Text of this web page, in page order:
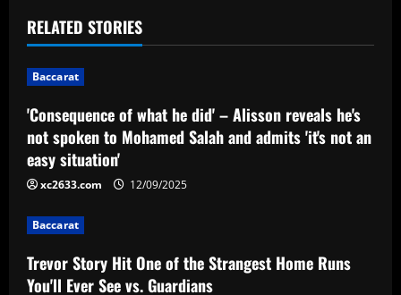
t
n
a
v
i
g
a
t
RELATED STORIES
Baccarat
'Consequence of what he did' – Alisson reveals he's
not spoken to Mohamed Salah and admits 'it's not an
easy situation'
xc2633.com 12/09/2025
Baccarat
Trevor Story Hit One of the Strangest Home Runs
You'll Ever See vs. Guardians